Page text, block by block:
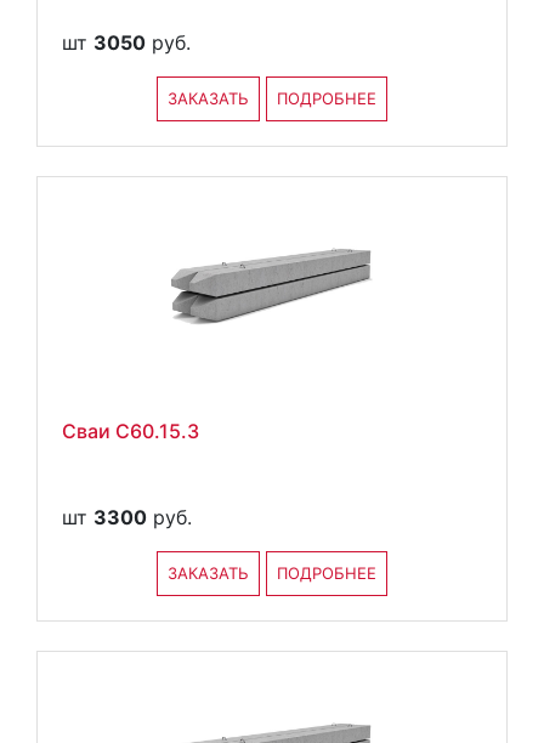
шт 3050 руб.
ЗАКАЗАТЬ ПОДРОБНЕЕ
Сваи С60.15.3
шт 3300 руб.
ЗАКАЗАТЬ ПОДРОБНЕЕ